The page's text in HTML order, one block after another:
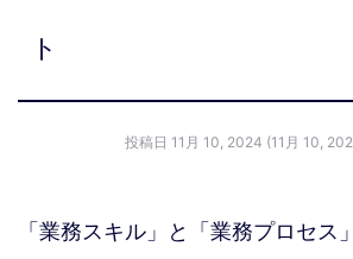
ト
投稿日 11月 10, 2024 (11月 10,
「業務スキル」と「業務プロセス